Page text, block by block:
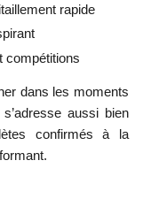
rapide
compétitions
dans les moments
aussi bien
confirmés à la